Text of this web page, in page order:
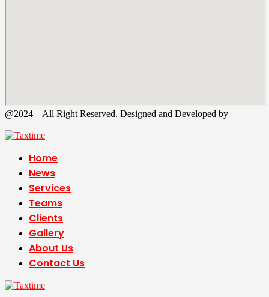
@2024 – All Right Reserved. Designed and Developed by
Home
News
Services
Teams
Clients
Gallery
About Us
Contact Us